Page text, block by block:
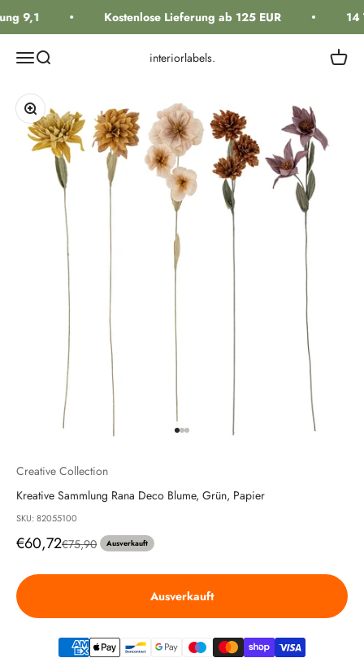
9,1 Kostenlose Lieferung ab 125 EUR 14
Navigationsmenü öffnen
Suche öffnen interiorlabels.
Bild vergrößern
Gehe zu Element 1
Gehe zu Element 2
Gehe zu Element 3
Creative Collection
Kreative Sammlung Rana Deco Blume, Grün, Papier
SKU: 82055100
Angebot
€60,72Regulärer Preis
€75,90 Ausverkauft
Ausverkauft